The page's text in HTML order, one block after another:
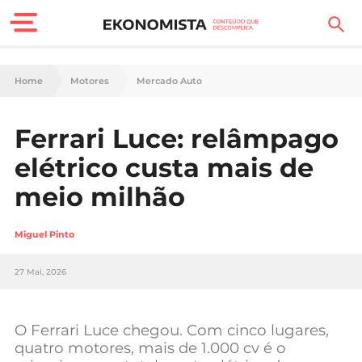
Finanças Pessoais
Carreira
Casa
Lifestyle
Sociedade
Negócios
Home Motores Mercado Auto
Ferrari Luce: relâmpago
elétrico custa mais de
meio milhão
Miguel Pinto
27 Mai, 2026
O Ferrari Luce chegou. Com cinco lugares,
quatro motores, mais de 1.000 cv é o